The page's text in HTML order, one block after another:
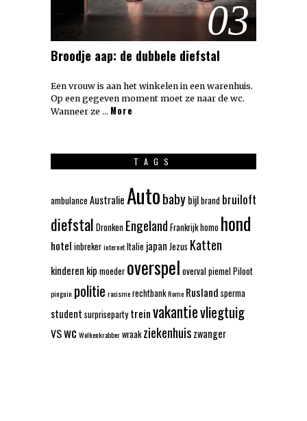
03
Broodje aap: de dubbele diefstal
Een vrouw is aan het winkelen in een warenhuis.
Op een gegeven moment moet ze naar de wc.
Wanneer ze … More
TAGS
ambulance Australie Autobabybijlbrand bruiloft
diefstal Dronken Engeland Frankrijkhomo hond
hotel inbrekerinternetItalie japan Jezus Katten
kinderen kip moeder overspel overvalpiemelPiloot
pinguin politie racismerechtbankRome Rusland sperma
student surpriseparty treinvakantievliegtuig
VSwc Wolkenkrabberwraak ziekenhuiszwanger